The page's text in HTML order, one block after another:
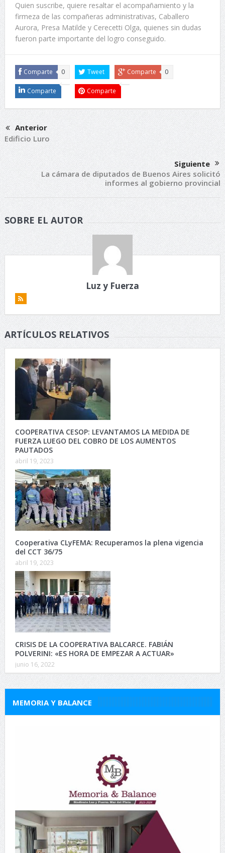
Quien suscribe, quiere resaltar el acompañamiento y la
firmeza de las compañeras administrativas, Caballero
Aurora, Presa Matilde y Cerecetti Olga, quienes sin dudas
fueron parte importante del logro conseguido.
Comparte 0 Tweet Comparte 0
Comparte Comparte
Anterior
Edificio Luro
Siguiente
La cámara de diputados de Buenos Aires solicitó
informes al gobierno provincial
SOBRE EL AUTOR
Luz y Fuerza
ARTÍCULOS RELATIVOS
COOPERATIVA CESOP: LEVANTAMOS LA MEDIDA DE
FUERZA LUEGO DEL COBRO DE LOS AUMENTOS
PAUTADOS
abril 19, 2023
Cooperativa CLyFEMA: Recuperamos la plena vigencia
del CCT 36/75
abril 19, 2023
CRISIS DE LA COOPERATIVA BALCARCE. FABIÁN
POLVERINI: «ES HORA DE EMPEZAR A ACTUAR»
junio 16, 2022
MEMORIA Y BALANCE